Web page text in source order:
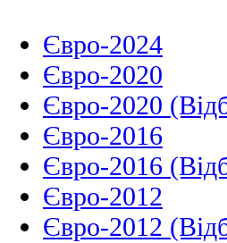
Євро-2024
Євро-2020
Євро-2020
Євро-2016
Євро-2016
Євро-2012
Євро-2012